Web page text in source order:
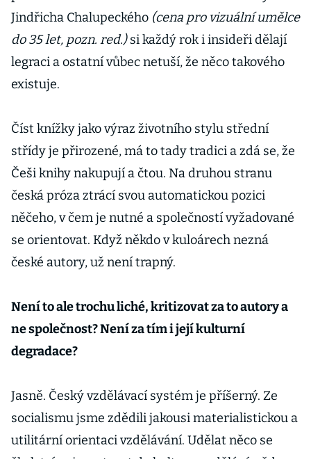
Jindřicha Chalupeckého (cena pro vizuální umělce
do 35 let, pozn. red.)si každý rok i insideři dělají
legraci a ostatní vůbec netuší, že něco takového
existuje.
Číst knížky jako výraz životního stylu střední
střídy je přirozené, má to tady tradici a zdá se, že
Češi knihy nakupují a čtou. Na druhou stranu
česká próza ztrácí svou automatickou pozici
něčeho, v čem je nutné a společností vyžadované
se orientovat. Když někdo v kuloárech nezná
české autory, už není trapný.
Není to ale trochu liché, kritizovat za to autory a
ne společnost? Není za tím i její kulturní
degradace?
Jasně. Český vzdělávací systém je příšerný. Ze
socialismu jsme zdědili jakousi materialistickou a
utilitární orientaci vzdělávání. Udělat něco se